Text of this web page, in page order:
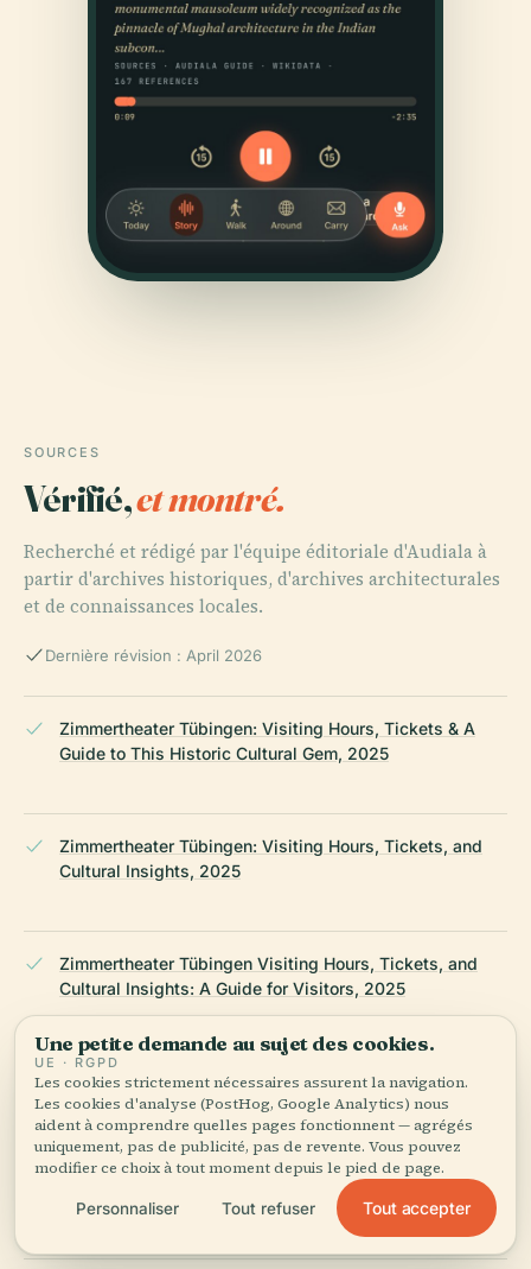
SOURCES
Vérifié,et montré.
Recherché et rédigé par l'équipe éditoriale d'Audiala à
partir d'archives historiques, d'archives architecturales
et de connaissances locales.
Dernière révision : April 2026
Zimmertheater Tübingen: Visiting Hours, Tickets & A
Guide to This Historic Cultural Gem, 2025
Zimmertheater Tübingen: Visiting Hours, Tickets, and
Cultural Insights, 2025
Zimmertheater Tübingen Visiting Hours, Tickets, and
Cultural Insights: A Guide for Visitors, 2025
Deutsches Theater Berlin: ATT 2025 "MUTTERTIER",
2025
Tüpedia: Tübinger Sommertheater, 2025
Une petite demande au sujet des cookies.
UE · RGPD
Les cookies strictement nécessaires assurent la navigation.
Les cookies d'analyse (PostHog, Google Analytics) nous
aident à comprendre quelles pages fonctionnent — agrégés
uniquement, pas de publicité, pas de revente. Vous pouvez
modifier ce choix à tout moment depuis le pied de page.
Personnaliser Tout refuser Tout accepter